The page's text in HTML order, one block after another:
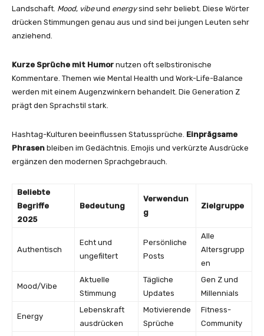
Landschaft. Mood, vibeund energysind sehr beliebt. Diese Wörter
drücken Stimmungen genau aus und sind bei jungen Leuten sehr
anziehend.
Kurze Sprüche mit Humor nutzen oft selbstironische
Kommentare. Themen wie Mental Health und Work-Life-Balance
werden mit einem Augenzwinkern behandelt. Die Generation Z
prägt den Sprachstil stark.
Hashtag-Kulturen beeinflussen Statussprüche. Einprägsame
Phrasen bleiben im Gedächtnis. Emojis und verkürzte Ausdrücke
ergänzen den modernen Sprachgebrauch.
Beliebte
Begriffe
2025
Bedeutung
Verwendun
g
Zielgruppe
Authentisch
Echt und
ungefiltert
Persönliche
Posts
Alle
Altersgrupp
en
Mood/Vibe
Aktuelle
Stimmung
Tägliche
Updates
Gen Z und
Millennials
Energy
Lebenskraft
ausdrücken
Motivierende
Sprüche
Fitness-
Community